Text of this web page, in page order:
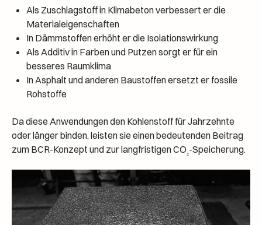
Als Zuschlagstoff in Klimabeton verbessert er die
Materialeigenschaften
In Dämmstoffen erhöht er die Isolationswirkung
Als Additiv in Farben und Putzen sorgt er für ein
besseres Raumklima
In Asphalt und anderen Baustoffen ersetzt er fossile
Rohstoffe
Da diese Anwendungen den Kohlenstoff für Jahrzehnte
oder länger binden, leisten sie einen bedeutenden Beitrag
zum BCR-Konzept und zur langfristigen CO₂-Speicherung.